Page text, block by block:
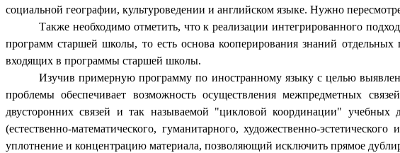
социальной географии, культуроведении и английском языке. Нужно
Также необходимо отметить, что к реализации интегрированного
программ старшей школы, то есть основа кооперирования знаний
входящих в программы старшей школы.
Изучив примерную программу по иностранному языку с целью
проблемы обеспечивает возможность осуществления межпредметных
двусторонних связей и так называемой "цикловой координации" учебных
(естественно-математического, гуманитарного, художественно-
уплотнение и концентрацию материала, позволяющий исключить прямое